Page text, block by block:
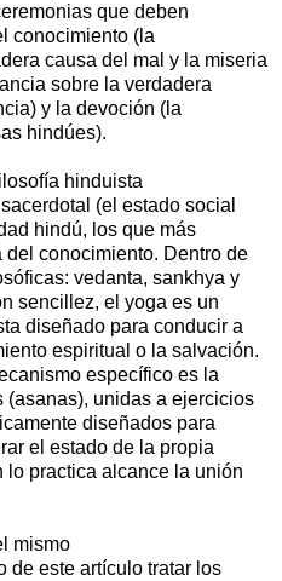
que deben
conocimiento (la
causa del mal y la miseria
sobre la verdadera
y la devoción (la
hindúes).
hinduista
(el estado social
hindú, los que más
conocimiento. Dentro de
vedanta, sankhya y
sencillez, el yoga es un
diseñado para conducir a
espiritual o la salvación.
específico es la
unidas a ejercicios
diseñados para
el estado de la propia
practica alcance la unión
mismo
de este artículo tratar los